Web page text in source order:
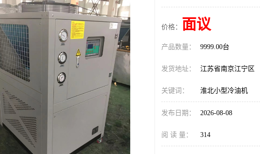
价格： 面议
产品数量： 9999.00台
发货地址： 江苏省南京江宁区
关键词： 淮北小型冷油机
发布日期： 2026-08-08
阅 读 量： 314